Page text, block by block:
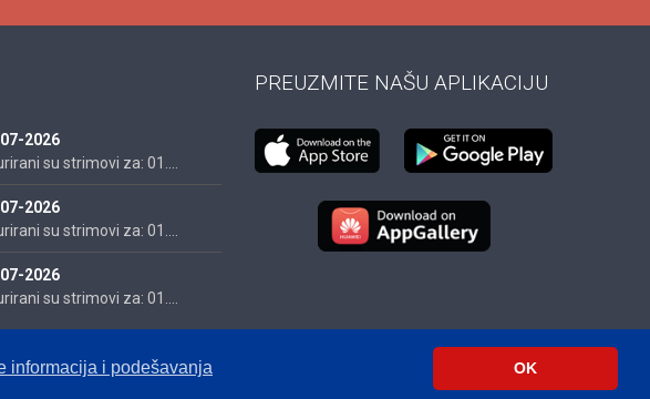
informacija i podešavanja OK
2026
su strimovi za: 01....
2026
su strimovi za: 01....
2026
su strimovi za: 01....
PREUZMITE NAŠU APLIKACIJU
Hrvatska BiH Crna Gora Dijaspora